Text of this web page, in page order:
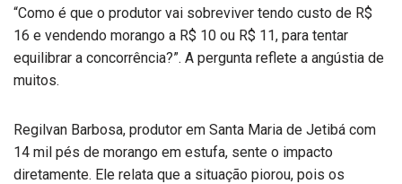
“Como é que o produtor vai sobreviver tendo custo de R$
16 e vendendo morango a R$ 10 ou R$ 11, para tentar
equilibrar a concorrência?”. A pergunta reflete a angústia de
muitos.
Regilvan Barbosa, produtor em Santa Maria de Jetibá com
14 mil pés de morango em estufa, sente o impacto
diretamente. Ele relata que a situação piorou, pois os